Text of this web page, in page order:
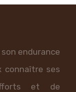
endurance
connaître ses
et de